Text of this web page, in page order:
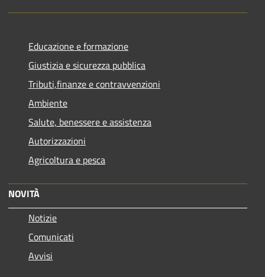
Educazione e formazione
Giustizia e sicurezza pubblica
Tributi,finanze e contravvenzioni
Ambiente
Salute, benessere e assistenza
Autorizzazioni
Agricoltura e pesca
NOVITÀ
Notizie
Comunicati
Avvisi